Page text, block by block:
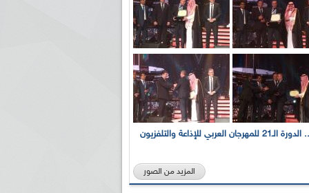
بالصور... الدورة الـ21 للمهرجان العربي للإذاعة والتلفزيون
المزيد من الصور